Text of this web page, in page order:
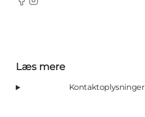
Facebook
Instagram
Læs mere
Kontaktoplysninger